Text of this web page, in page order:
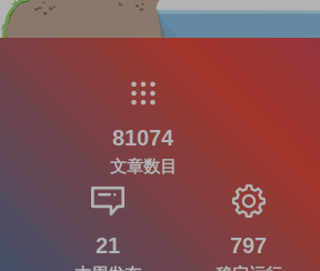
81074
文章数目
21 797